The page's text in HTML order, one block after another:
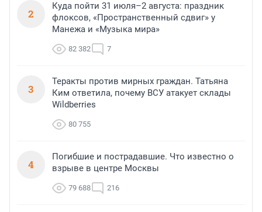
2
Куда пойти 31 июля–2 августа: праздник
флоксов, «Пространственный сдвиг» у
Манежа и «Музыка мира»
82 382 7
3
Теракты против мирных граждан. Татьяна
Ким ответила, почему ВСУ атакует склады
Wildberries
80 755
4
Погибшие и пострадавшие. Что известно о
взрыве в центре Москвы
79 688 216